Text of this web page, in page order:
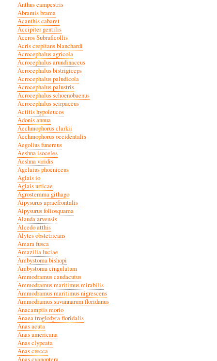
Anthus campestris
Abramis brama
Acanthis cabaret
Accipiter gentilis
Aceros Subruficollis
Acris crepitans blanchardi
Acrocephalus agricola
Acrocephalus arundinaceus
Acrocephalus bistrigiceps
Acrocephalus paludicola
Acrocephalus palustris
Acrocephalus schoenobaenus
Acrocephalus scirpaceus
Actitis hypoleucos
Adonis annua
Aechmophorus clarkii
Aechmophorus occidentalis
Aegolius funereus
Aeshna isoceles
Aeshna viridis
Agelaius phoeniceus
Aglais io
Aglais urticae
Agrostemma githago
Aipysurus apraefrontalis
Aipysurus foliosquama
Alauda arvensis
Alcedo atthis
Alytes obstetricans
Amara fusca
Amazilia luciae
Ambystoma bishopi
Ambystoma cingulatum
Ammodramus caudacutus
Ammodramus maritimus mirabilis
Ammodramus maritimus nigrescens
Ammodramus savannarum floridanus
Anacamptis morio
Anaea troglodyta floridalis
Anas acuta
Anas americana
Anas clypeata
Anas crecca